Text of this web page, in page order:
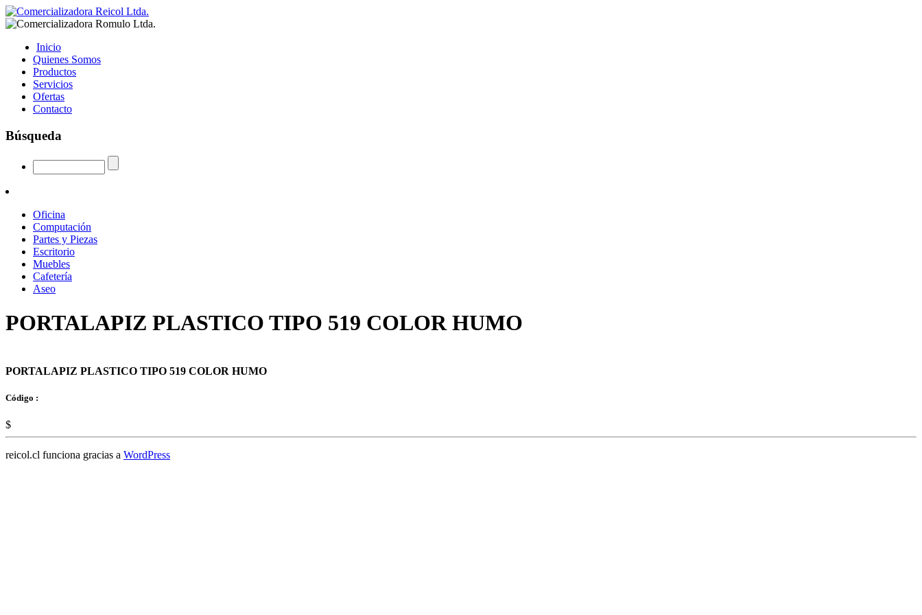
Inicio
Quienes Somos
Productos
Servicios
Ofertas
Contacto
Búsqueda
Oficina
Computación
Partes y Piezas
Escritorio
Muebles
Cafetería
Aseo
PORTALAPIZ PLASTICO TIPO 519 COLOR HUMO
PORTALAPIZ PLASTICO TIPO 519 COLOR HUMO
Código :
$
reicol.cl funciona gracias a WordPress